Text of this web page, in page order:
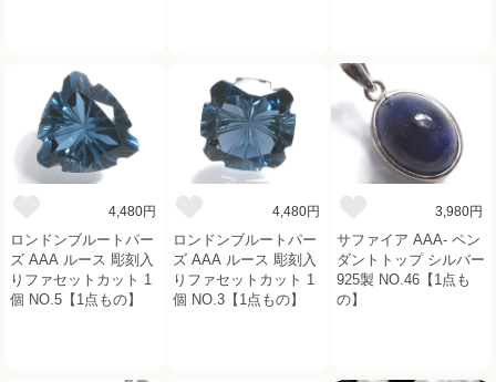
4,480円
ロンドンブルートパー
ズ AAA ルース 彫刻入
りファセットカット 1
個 NO.5【1点もの】
4,480円
ロンドンブルートパー
ズ AAA ルース 彫刻入
りファセットカット 1
個 NO.3【1点もの】
3,980円
サファイア AAA- ペン
ダントトップ シルバー
925製 NO.46【1点も
の】